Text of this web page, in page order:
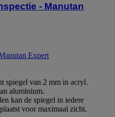
- Manutan
Expert
spiegel van 2 mm in acryl.
aluminium.
kan de spiegel in iedere
voor maximaal zicht.